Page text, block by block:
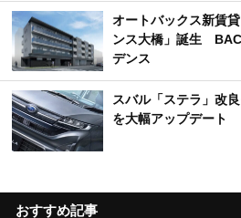
オートバックス新賃
ンス大橋」誕生
デンス
スバル「ステラ」改
を大幅アップデート
おすすめ記事